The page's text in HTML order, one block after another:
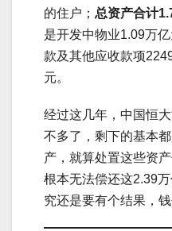
的住户； 总资产合计
是开发中物业1.09万
款及其他应收款项
元。
经过这几年，中国恒
不多了，剩下的基本
产，就算处置这些资
根本无法偿还这2.39
究还是要有个结果，